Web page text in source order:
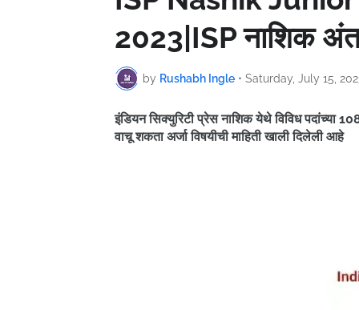
2023|ISP नाशिक
by Rushabh Ingle • Saturday, July 15,
इंडियन सिक्युरिटी प्रेस नाशिक येथे विविध पदांच्या
वाचू शकता अर्जा विषयीची माहिती खाली दिलेली आहे